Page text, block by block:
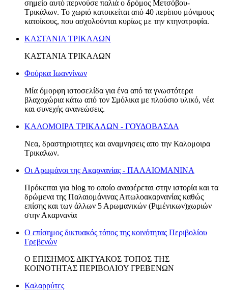
σημείο αυτό περνούσε παλιά ο δρόμος Μετσόβου-
Τρικάλων. Το χωριό κατοικείται από 40 περίπου μόνιμους
κατοίκους, που ασχολούνται κυρίως με την κτηνοτροφία.
KAΣΤΑΝΙΑ ΤΡΙΚΑΛΩΝ
KAΣΤΑΝΙΑ ΤΡΙΚΑΛΩΝ
Φούρκα Ιωαννίνων
Μία όμορφη ιστοσελίδα για ένα από τα γνωστότερα
βλαχοχώρια κάτω από τον Σμόλικα με πλούσιο υλικό, νέα
και συνεχής ανανεώσεις.
ΚΑΛΟΜΟΙΡΑ ΤΡΙΚΑΛΩΝ - ΓΟΥΔΟΒΑΣΔΑ
Νεα, δραστηριοτητες και αναμνησεις απο την Καλομοιρα
Τρικαλων.
Οι Αρωμάνοι της Ακαρνανίας - ΠΑΛΑΙΟΜΑΝΙΝΑ
Πρόκειται για blog το οποίο αναφέρεται στην ιστορία και τα
δρώμενα της Παλαιομάνινας Αιτωλοακαρνανίας καθώς
επίσης και των άλλων 5 Αρωμανικών (Ριμένικων)χωριών
στην Ακαρνανία
Ο επίσημος δικτυακός τόπος της κοινότητας Περιβολίου
Γρεβενών
Ο ΕΠΙΣΗΜΟΣ ΔΙΚΤΥΑΚΟΣ ΤΟΠΟΣ ΤΗΣ
ΚΟΙΝΟΤΗΤΑΣ ΠΕΡΙΒΟΛΙΟΥ ΓΡΕΒΕΝΩΝ
Καλαρρύτες